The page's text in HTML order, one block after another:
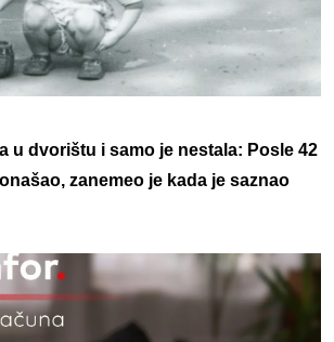
u dvorištu i samo je nestala: Posle 42
zanemeo je kada je saznao